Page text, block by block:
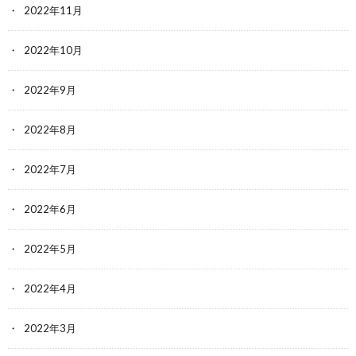
2022年11月
2022年10月
2022年9月
2022年8月
2022年7月
2022年6月
2022年5月
2022年4月
2022年3月